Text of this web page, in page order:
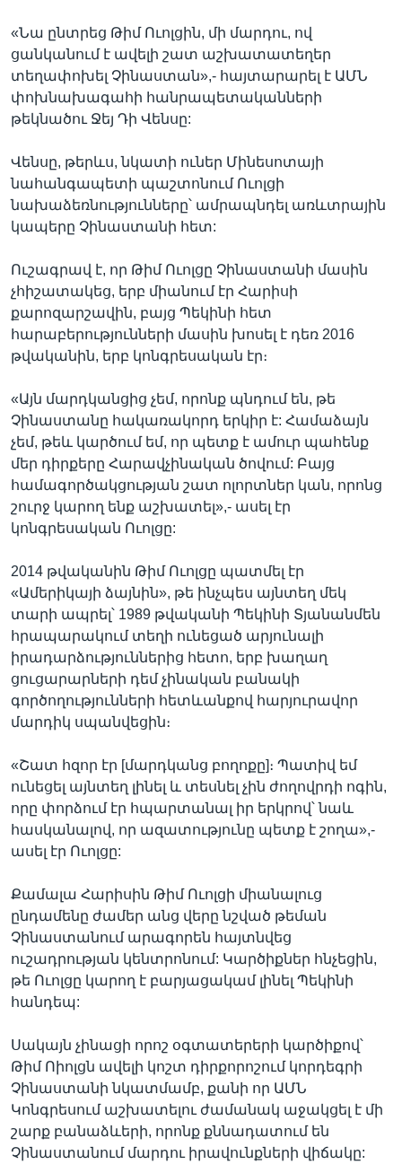
«Նա ընտրեց Թիմ Ուոլցին, մի մարդու, ով
ցանկանում է ավելի շատ աշխատատեղեր
տեղափոխել Չինաստան»,- հայտարարել է ԱՄՆ
փոխնախագահի հանրապետականների
թեկնածու Ջեյ Դի Վենսը:
Վենսը, թերևս, նկատի ուներ Մինեսոտայի
նահանգապետի պաշտոնում Ուոլցի
նախաձեռնությունները՝ ամրապնդել առևտրային
կապերը Չինաստանի հետ:
Ուշագրավ է, որ Թիմ Ուոլցը Չինաստանի մասին
չհիշատակեց, երբ միանում էր Հարիսի
քարոզարշավին, բայց Պեկինի հետ
հարաբերությունների մասին խոսել է դեռ 2016
թվականին, երբ կոնգրեսական էր։
«Այն մարդկանցից չեմ, որոնք պնդում են, թե
Չինաստանը հակառակորդ երկիր է: Համաձայն
չեմ, թեև կարծում եմ, որ պետք է ամուր պահենք
մեր դիրքերը Հարավչինական ծովում: Բայց
համագործակցության շատ ոլորտներ կան, որոնց
շուրջ կարող ենք աշխատել»,- ասել էր
կոնգրեսական Ուոլցը:
2014 թվականին Թիմ Ուոլցը պատմել էր
«Ամերիկայի ձայնին», թե ինչպես այնտեղ մեկ
տարի ապրել՝ 1989 թվականի Պեկինի Տյանանմեն
հրապարակում տեղի ունեցած արյունալի
իրադարձություններից հետո, երբ խաղաղ
ցուցարարների դեմ չինական բանակի
գործողությունների հետևանքով հարյուրավոր
մարդիկ սպանվեցին։
«Շատ հզոր էր [մարդկանց բողոքը]։ Պատիվ եմ
ունեցել այնտեղ լինել և տեսնել չին ժողովրդի ոգին,
որը փորձում էր հպարտանալ իր երկրով՝ նաև
հասկանալով, որ ազատությունը պետք է շողա»,-
ասել էր Ուոլցը:
Քամալա Հարիսին Թիմ Ուոլցի միանալուց
ընդամենը ժամեր անց վերը նշված թեման
Չինաստանում արագորեն հայտնվեց
ուշադրության կենտրոնում: Կարծիքներ հնչեցին,
թե Ուոլցը կարող է բարյացակամ լինել Պեկինի
հանդեպ:
Սակայն չինացի որոշ օգտատերերի կարծիքով՝
Թիմ Ոիոլցն ավելի կոշտ դիրքորոշում կորդեգրի
Չինաստանի նկատմամբ, քանի որ ԱՄՆ
Կոնգրեսում աշխատելու ժամանակ աջակցել է մի
շարք բանաձևերի, որոնք քննադատում են
Չինաստանում մարդու իրավունքների վիճակը: